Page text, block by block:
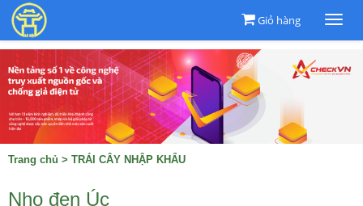
Giỏ hàng
Trang chủ > TRÁI CÂY NHẬP KHẨU
Nho đen Úc